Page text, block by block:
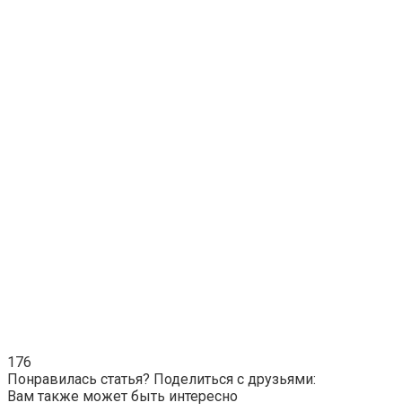
176
Понравилась статья? Поделиться с друзьями:
Вам также может быть интересно